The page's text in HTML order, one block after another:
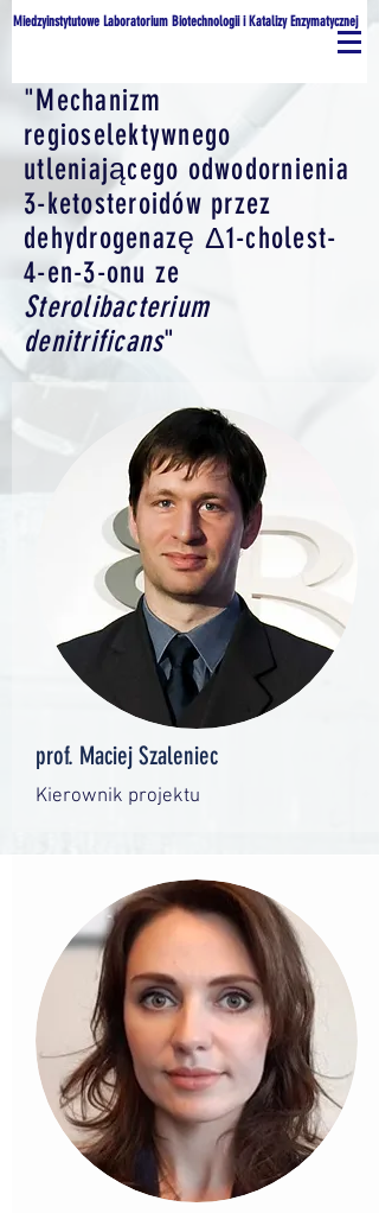
Miedzyinstytutowe Laboratorium Biotechnologii i Katalizy Enzymatycznej
"Mechanizm
regioselektywnego
utleniającego odwodornienia
3-ketosteroidów przez
dehydrogenazę Δ1-cholest-
4-en-3-onu ze
Sterolibacterium
denitrificans"
prof. Maciej Szaleniec
Kierownik projektu